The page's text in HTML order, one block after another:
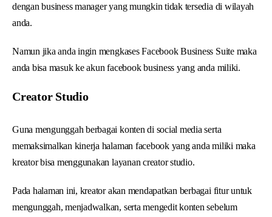
dengan business manager yang mungkin tidak tersedia di wilayah
anda.
Namun jika anda ingin mengkases Facebook Business Suite maka
anda bisa masuk ke akun facebook business yang anda miliki.
Creator Studio
Guna mengunggah berbagai konten di social media serta
memaksimalkan kinerja halaman facebook yang anda miliki maka
kreator bisa menggunakan layanan creator studio.
Pada halaman ini, kreator akan mendapatkan berbagai fitur untuk
mengunggah, menjadwalkan, serta mengedit konten sebelum